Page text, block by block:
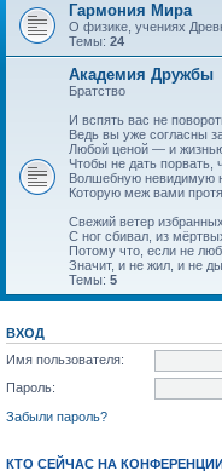
Гармония Мира
О физике, учениях
Темы: 24
Академия Дружбы
Братство
И вспять вас не
Ведь вы уже согласны
Любой ценой — и
Чтобы не дать порвать,
Волшебную невидимую
Которую меж вами
Свежий ветер
С ног сбивал, из
Потому что, если не
Значит, и не жил, и не
Темы: 5
ВХОД
Имя пользователя:
Пароль:
Забыли пароль?
КТО СЕЙЧАС НА